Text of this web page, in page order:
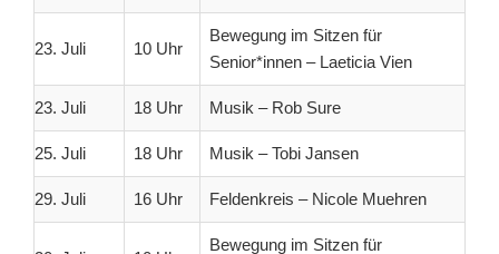
23. Juli 10 Uhr
Bewegung im Sitzen für
Senior*innen – Laeticia Vien
23. Juli 18 Uhr Musik – Rob Sure
25. Juli 18 Uhr Musik – Tobi Jansen
29. Juli 16 Uhr Feldenkreis – Nicole Muehren
Bewegung im Sitzen für